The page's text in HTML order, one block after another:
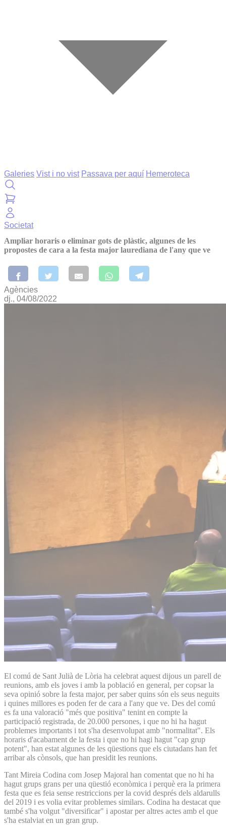
Galeries Vist i no vist Passava per aquí Hemeroteca
Societat
Ampliar horaris o eliminar gots de plàstic, algunes de les
propostes de cara a la festa major laurediana de l'any que ve
Agències
dj., 04/08/2022
El comú de Sant Julià de Lòria ha celebrat aquest dijous un parell de
reunions, amb els joves i amb la població en general, per copsar la
seva opinió sobre la festa major, per saber quins són els seus neguits
i quines millores es poden fer de cara a l'any que ve. Des del comú
es fa una valoració "més que positiva" tenint en compte la
participació registrada, de 20.000 persones, i que no hi ha hagut
problemes importants i tot s'ha desenvolupat amb "normalitat". Els
horaris d'acabament de la festa i que no hi hagi hagut "cap grup
potent", han estat algunes de les qüestions que els ciutadans han fet
arribar als cònsols, que han presidit les reunions.
Tant Mireia Codina com Josep Majoral han comentat que no hi ha
hagut grups grans per una qüestió econòmica i perquè era la primera
festa que es feia sense restriccions per la covid després dels aldarulls
del 2019 i es volia evitar problemes similars. Codina ha destacat que
també s'ha volgut "diversificar" i apostar per altres actes amb el que
s'ha estalviat en un gran grup.